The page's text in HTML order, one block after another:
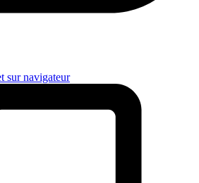
sur navigateur